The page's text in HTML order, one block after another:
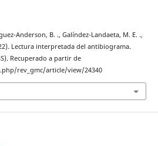
Anderson, B. ., Galíndez-Landaeta, M. E. .,
Lectura interpretada del antibiograma.
Recuperado a partir de
rev_gmc/article/view/24340